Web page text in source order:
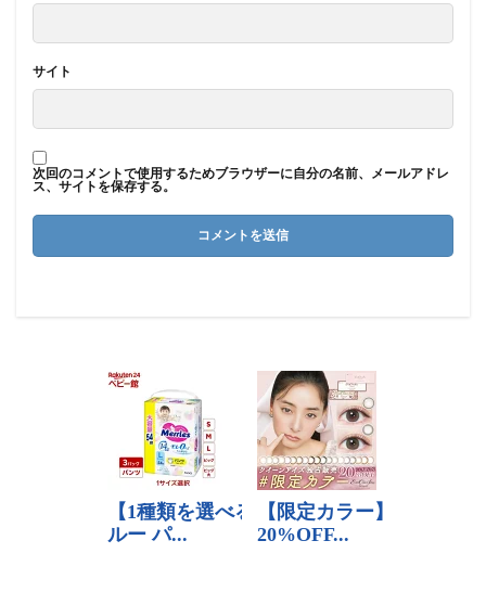
サイト
次回のコメントで使用するためブラウザーに自分の名前、メールアドレ
ス、サイトを保存する。